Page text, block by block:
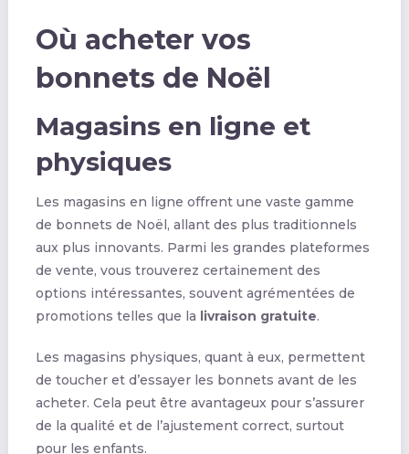
Où acheter vos
bonnets de Noël
Magasins en ligne et
physiques
Les magasins en ligne offrent une vaste gamme
de bonnets de Noël, allant des plus traditionnels
aux plus innovants. Parmi les grandes plateformes
de vente, vous trouverez certainement des
options intéressantes, souvent agrémentées de
promotions telles que la livraison gratuite.
Les magasins physiques, quant à eux, permettent
de toucher et d’essayer les bonnets avant de les
acheter. Cela peut être avantageux pour s’assurer
de la qualité et de l’ajustement correct, surtout
pour les enfants.